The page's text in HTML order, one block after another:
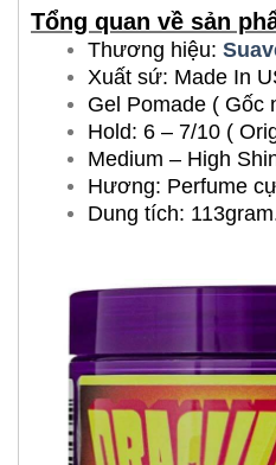
Tổng quan về sản
Thương hiệu:
Xuất sứ: Made In
Gel Pomade ( Gốc
Hold: 6 – 7/10 (
Medium – High
Hương: Perfume
Dung tích: